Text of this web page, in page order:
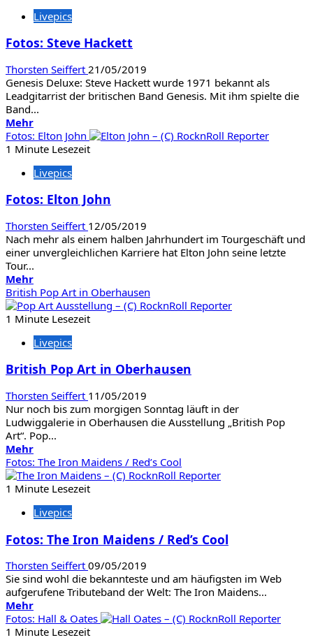
Pristine
Livepics
Fotos: Steve Hackett
Thorsten Seiffert 21/05/2019
Genesis Deluxe: Steve Hackett wurde 1971 bekannt als
Leadgitarrist der britischen Band Genesis. Mit ihm spielte die
Band...
MehrMehr
Informationen
über
Steve
Fotos: Elton John
1 Minute Lesezeit
Livepics
Fotos: Elton John
Thorsten Seiffert 12/05/2019
Nach mehr als einem halben Jahrhundert im Tourgeschäft und
einer unvergleichlichen Karriere hat Elton John seine letzte
Tour...
MehrMehr
Informationen
über
Fotos:
John
British Pop Art in Oberhausen
1 Minute Lesezeit
Livepics
British Pop Art in Oberhausen
Thorsten Seiffert 11/05/2019
Nur noch bis zum morgigen Sonntag läuft in der
Ludwiggalerie in Oberhausen die Ausstellung „British Pop
Art“. Pop...
MehrMehr
Informationen
über
British
Art
Oberhausen
Fotos: The Iron Maidens / Red’s Cool
1 Minute Lesezeit
Livepics
Fotos: The Iron Maidens / Red’s Cool
Thorsten Seiffert 09/05/2019
Sie sind wohl die bekannteste und am häufigsten im Web
aufgerufene Tributeband der Welt: The Iron Maidens...
MehrMehr
Informationen
über
Fotos: Hall & Oates
1 Minute Lesezeit